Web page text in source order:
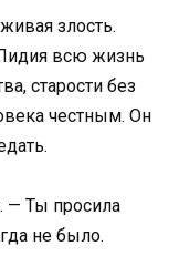
злость.
Лидия всю жизнь
старости без
честным. Он
— Ты просила
не было.